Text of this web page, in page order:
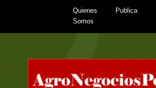
content
Quienes
Somos
Publica